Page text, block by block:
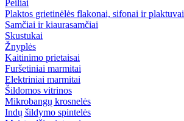
Peiliai
Plaktos grietinėlės flakonai, sifonai ir plaktuvai
Samčiai ir kiaurasamčiai
Skustukai
Žnyplės
Kaitinimo prietaisai
Furšetiniai marmitai
Elektriniai marmitai
Šildomos vitrinos
Mikrobangų krosnelės
Indų šildymo spintelės